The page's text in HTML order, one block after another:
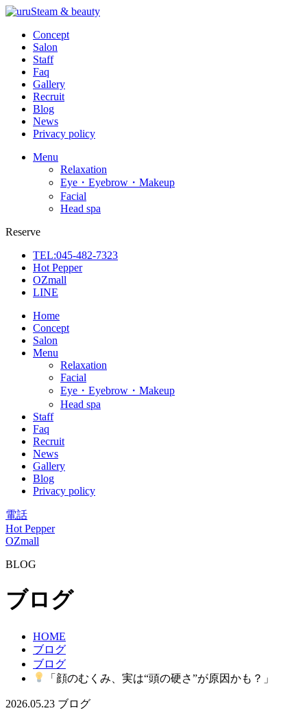
Concept
Salon
Staff
Faq
Gallery
Recruit
Blog
News
Privacy policy
Menu
Relaxation
Eye・Eyebrow・Makeup
Facial
Head spa
Reserve
TEL:045-482-7323
Hot Pepper
OZmall
LINE
Home
Concept
Salon
Menu
Relaxation
Facial
Eye・Eyebrow・Makeup
Head spa
Staff
Faq
Recruit
News
Gallery
Blog
Privacy policy
電話
Hot Pepper
OZmall
BLOG
ブログ
HOME
ブログ
ブログ
「顔のむくみ、実は“頭の硬さ”が原因かも？」
2026.05.23 ブログ